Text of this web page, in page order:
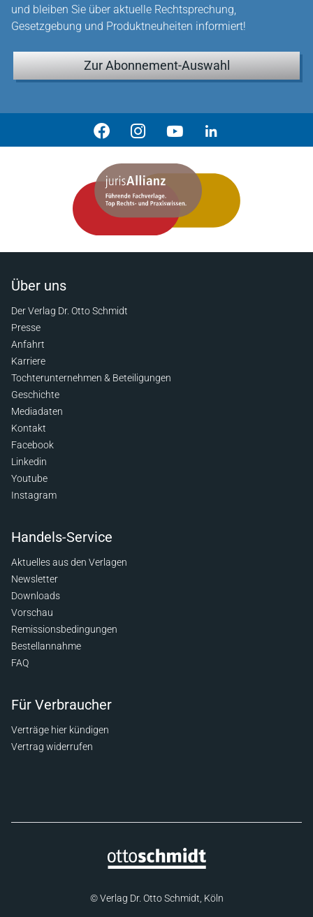
und bleiben Sie über aktuelle Rechtsprechung,
Gesetzgebung und Produktneuheiten informiert!
Zur Abonnement-Auswahl
Über uns
Der Verlag Dr. Otto Schmidt
Presse
Anfahrt
Karriere
Tochterunternehmen & Beteiligungen
Geschichte
Mediadaten
Kontakt
Facebook
Linkedin
Youtube
Instagram
Handels-Service
Aktuelles aus den Verlagen
Newsletter
Downloads
Vorschau
Remissionsbedingungen
Bestellannahme
FAQ
Für Verbraucher
Verträge hier kündigen
Vertrag widerrufen
© Verlag Dr. Otto Schmidt, Köln